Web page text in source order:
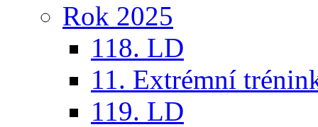
Rok 2025
118. LD
11. Extrémní
119. LD